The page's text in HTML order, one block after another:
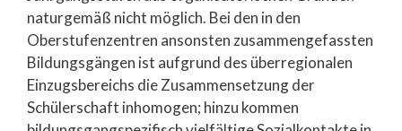
naturgemäß nicht möglich. Bei den in den
Oberstufenzentren ansonsten zusammengefassten
Bildungsgängen ist aufgrund des überregionalen
Einzugsbereichs die Zusammensetzung der
Schülerschaft inhomogen; hinzu kommen